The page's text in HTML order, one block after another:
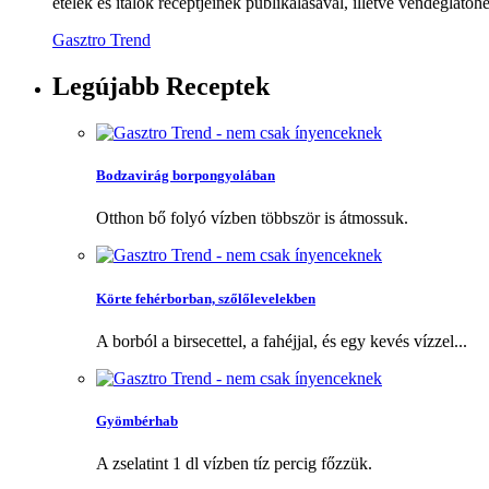
Gasztro Trend
Legújabb Receptek
Bodzavirág borpongyolában
Otthon bő folyó vízben többször is átmossuk.
Körte fehérborban, szőlőlevelekben
A borból a birsecettel, a fahéjjal, és egy kevés vízzel...
Gyömbérhab
A zselatint 1 dl vízben tíz percig főzzük.